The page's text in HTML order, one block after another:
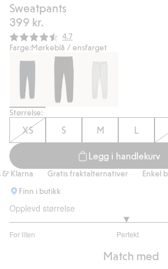
Sweatpants
399 kr.
Gjennomsnittskarakter:
4.7
Farge:Mørkeblå / ensfarget
Størrelse:
XS S M L
Legg i handlekurv
Gratis fraktalternativer
Enkel
Finn i butikk
Opplevd størrelse
For liten Perfekt
av
Match med